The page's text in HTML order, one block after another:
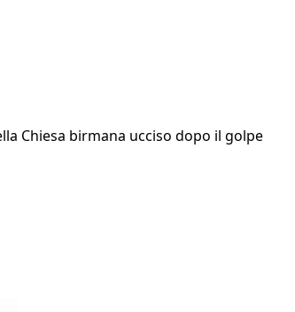
Chiesa birmana ucciso dopo il golpe